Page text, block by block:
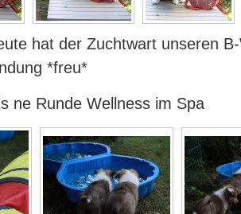
hat der Zuchtwart unseren
*freu*
ne Runde Wellness im Spa